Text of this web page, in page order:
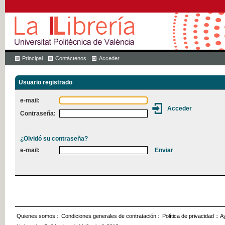
Principal Contáctenos Acceder
Usuario registrado
e-mail:
Contraseña:
¿Olvidó su contraseña?
e-mail:
Quienes somos :: Condiciones generales de contratación :: Política de privacidad ::